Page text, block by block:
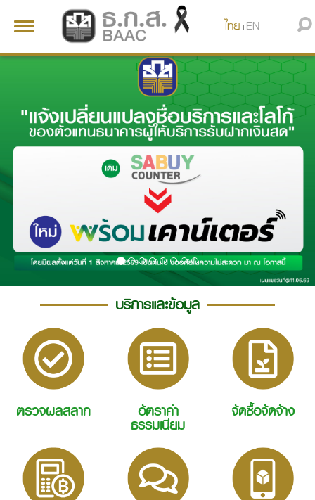
Toggle
ไทย | EN
บริการและข้อมูล
ตรวจผลสลาก อัตราค่า
ธรรมเนียม
จัดซื้อจัดจ้าง